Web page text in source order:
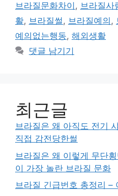
리
브라질문화차이 , 브라질사
활, 브라질썰, 브라질예의 ,
예의없는행동, 해외생활
댓글 남기기
최근글
브라질은 왜 아직도 전기
직접 감전당한썰
브라질은 왜 이렇게 무단
이 가장 놀란 브라질 문화
브라질 긴급번호 총정리 –